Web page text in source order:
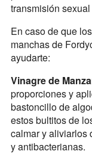
transmisión
En caso de que
manchas de
ayudarte:
Vinagre de
proporciones y
bastoncillo de
estos bultitos de
calmar y aliviarlos
y antibacterianas.